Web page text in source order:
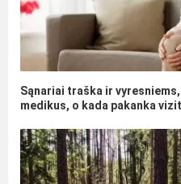
Sąnariai traška ir
medikus, o kada pakanka